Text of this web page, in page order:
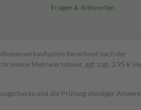
Fragen & Antworten
berechnet nach der
Mehrwertsteuer, ggf. zzgl. 3,95 €
und die Prüfung etwaiger